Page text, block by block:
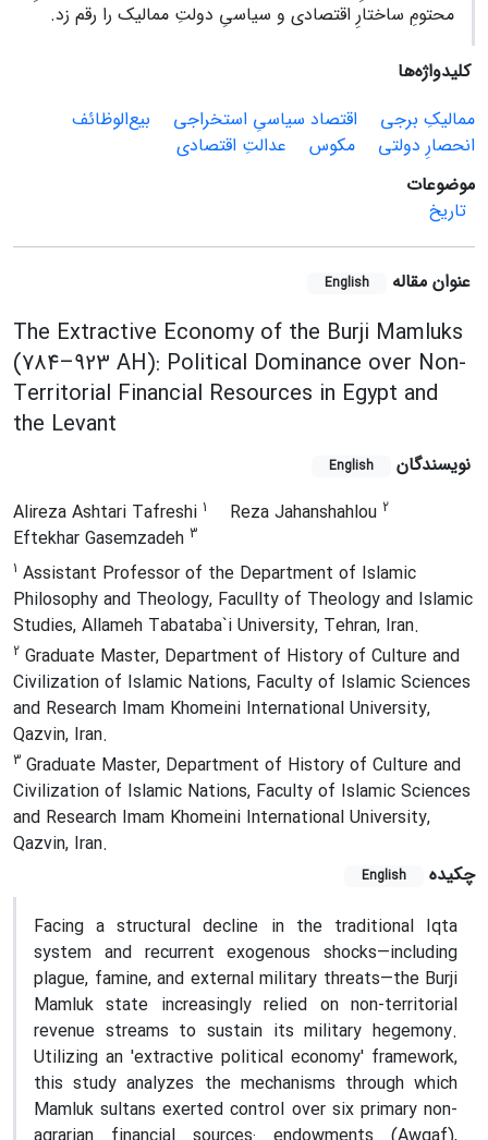
محتومِ ساختارِ اقتصادی و سیاسیِ دولتِ ممالیک را رقم زد.
کلیدواژه‌ها
ممالیکِ برجی
اقتصاد سیاسیِ استخراجی
بیع‌الوظائف
انحصارِ دولتی
مکوس
عدالتِ اقتصادی
موضوعات
تاریخ
عنوان مقاله English
The Extractive Economy of the Burji Mamluks
(784–923 AH): Political Dominance over Non-
Territorial Financial Resources in Egypt and
the Levant
نویسندگان English
Alireza Ashtari Tafreshi 1 Reza Jahanshahlou 2
Eftekhar Gasemzadeh 3
1 Assistant Professor of the Department of Islamic
Philosophy and Theology, Facullty of Theology and Islamic
Studies, Allameh Tabataba`i University, Tehran, Iran.
2 Graduate Master, Department of History of Culture and
Civilization of Islamic Nations, Faculty of Islamic Sciences
and Research Imam Khomeini International University,
Qazvin, Iran.
3 Graduate Master, Department of History of Culture and
Civilization of Islamic Nations, Faculty of Islamic Sciences
and Research Imam Khomeini International University,
Qazvin, Iran.
چکیده
English
Facing a structural decline in the traditional Iqta
system and recurrent exogenous shocks—including
plague, famine, and external military threats—the Burji
Mamluk state increasingly relied on non-territorial
revenue streams to sustain its military hegemony.
Utilizing an 'extractive political economy' framework,
this study analyzes the mechanisms through which
Mamluk sultans exerted control over six primary non-